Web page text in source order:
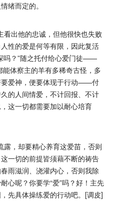
绪而定的。
看出他的忠诚，但他很快也失败
性的爱是何等有限，因此复活
吗？”随之托付给心爱门徒——
能体察主的羊有多稀奇古怪，多
要爱神，便要体现于行动——付
的人间情爱，不计回报、不计
这一切都需要加以耐心培育
，却要精心养育这爱苗， 否则
这一切的前提皆须藉不断的祷告
雨滋润、浇灌内心，否则我除
心呢？你要学“爱”吗？好！ 主先
先具体操练爱的行动吧。[调皮]